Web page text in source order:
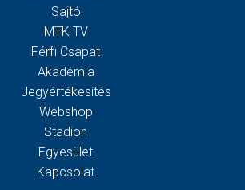
Sajtó
MTK TV
Férfi Csapat
Akadémia
Jegyértékesítés
Webshop
Stadion
Egyesület
Kapcsolat